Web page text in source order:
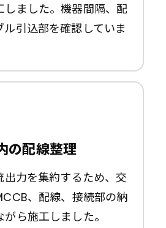
しました。機器間隔、配
引込部を確認していま
の配線整理
出力を集約するため、交
、配線、接続部の納
ら施工しました。